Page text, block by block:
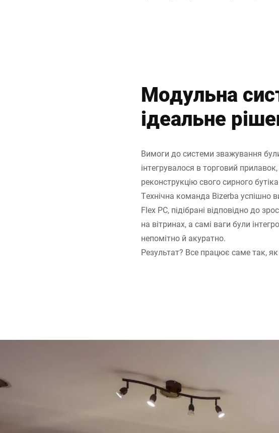
Модульна
ідеальне
Вимоги до системи зважування
інтегрувалося в торговий
реконструкцію свого сирного
Технічна команда Bizerba успішно
Flex PC, підібрані відповідно до
на вітринах, а самі ваги були
непомітно й акуратно.
Результат? Все працює саме так,